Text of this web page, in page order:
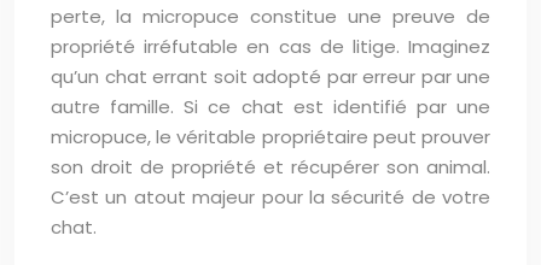
perte, la micropuce constitue une preuve de
propriété irréfutable en cas de litige. Imaginez
qu’un chat errant soit adopté par erreur par une
autre famille. Si ce chat est identifié par une
micropuce, le véritable propriétaire peut prouver
son droit de propriété et récupérer son animal.
C’est un atout majeur pour la sécurité de votre
chat.